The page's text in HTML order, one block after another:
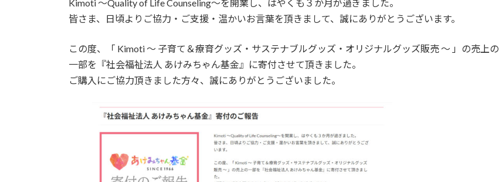
Kimoti 〜Quality of Life Counseling〜を開業し、はやくも３か月が過ぎました。
皆さま、日頃よりご協力・ご支援・温かいお言葉を頂きまして、誠にありがとうございます。
この度、「 Kimoti ～ 子育て＆療育グッズ・サステナブルグッズ・オリジナルグッズ販売 ～ 」の売上の
一部を『社会福祉法人 あけみちゃん基金』に寄付させて頂きました。
ご購入にご協力頂きました方々、誠にありがとうございました。